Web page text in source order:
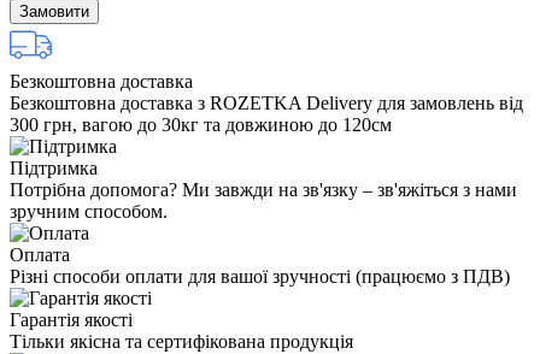
Замовити
Безкоштовна доставка
Безкоштовна доставка з ROZETKA Delivery для замовлень від
300 грн, вагою до 30кг та довжиною до 120см
Підтримка
Потрібна допомога? Ми завжди на зв'язку – зв'яжіться з нами
зручним способом.
Оплата
Різні способи оплати для вашої зручності (працюємо з ПДВ)
Гарантія якості
Тільки якісна та сертифікована продукція